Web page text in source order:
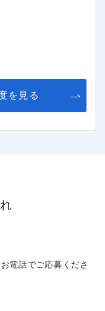
を見る
電話でご応募くださ